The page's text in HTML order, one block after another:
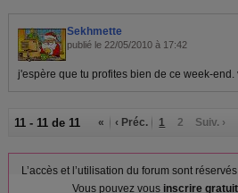
Sekhmette
publié le 22/05/2010 à 17:42
j'espère que tu profites bien de ce week-
11 - 11 de 11 « ‹ Préc. 1 2 Suiv. ›
L’accès et l’utilisation du forum sont
Vous pouvez vous inscrire